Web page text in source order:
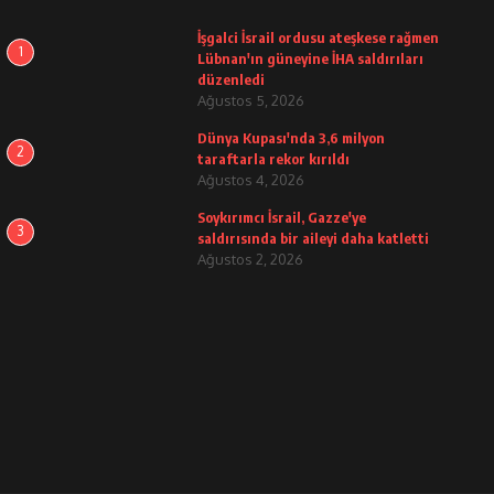
1
İşgalci İsrail ordusu ateşkese rağmen
Lübnan'ın güneyine İHA saldırıları
düzenledi
Ağustos 5, 2026
2
Dünya Kupası'nda 3,6 milyon
taraftarla rekor kırıldı
Ağustos 4, 2026
3
Soykırımcı İsrail, Gazze'ye
saldırısında bir aileyi daha katletti
Ağustos 2, 2026